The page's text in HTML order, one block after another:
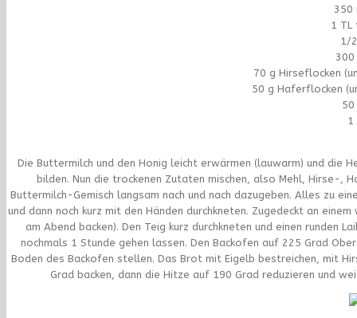
350
1 TL
1/
300
70 g Hirseflocken
50 g Haferflocken
50
1
Die Buttermilch und den Honig leicht erwärmen (lauwarm) und die
bilden. Nun die trockenen Zutaten mischen, also Mehl, Hirse-,
Buttermilch-Gemisch langsam nach und nach dazugeben. Alles zu
und dann noch kurz mit den Händen durchkneten. Zugedeckt an
am Abend backen). Den Teig kurz durchkneten und einen runden
nochmals 1 Stunde gehen lassen. Den Backofen auf 225 Grad
Boden des Backofen stellen. Das Brot mit Eigelb bestreichen, mit
Grad backen, dann die Hitze auf 190 Grad reduzieren und